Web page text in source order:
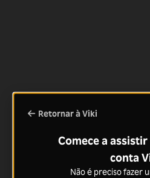
Retornar à Viki
Comece a
conta
Não é preciso fazer